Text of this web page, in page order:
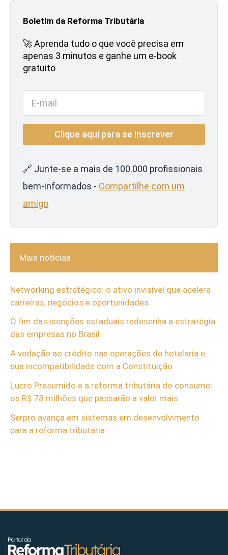
Boletim da Reforma Tributária
🚀 Aprenda tudo o que você precisa em
apenas 3 minutos e ganhe um e-book
gratuito
🔗 Junte-se a mais de 100.000 profissionais
bem-informados - Compartilhe com um
amigo
Mais notícias
Networking estratégico: o ativo invisível que acelera
carreiras, negócios e oportunidades
O fim das isenções estaduais redesenha a estratégia
das empresas no Brasil
A vedação ao crédito nas operações de hotelaria e
sua incompatibilidade com a Constituição
Lucro Presumido e a reforma tributária do consumo:
os R$ 78 milhões que passarão a valer mais
Serpro avança em sistemas em desenvolvimento
para a reforma tributária